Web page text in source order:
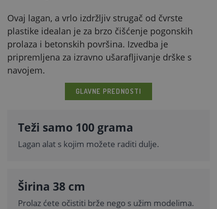
Ovaj lagan, a vrlo izdržljiv strugač od čvrste
plastike idealan je za brzo čišćenje pogonskih
prolaza i betonskih površina. Izvedba je
pripremljena za izravno ušarafljivanje drške s
navojem.
GLAVNE PREDNOSTI
Teži samo 100 grama
Lagan alat s kojim možete raditi dulje.
Širina 38 cm
Prolaz ćete očistiti brže nego s užim modelima.